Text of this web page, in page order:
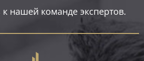
нашей команде экспертов.